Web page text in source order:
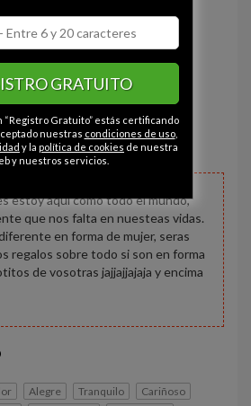
estoy aqui como todo el mundo,
que nos falta en nuesteas vidas.
en forma de mujer, seras
regalos sobre todo si son en forma
de vosotras jajjajjajaja y encima
Alegre Tranquilo
Cariñoso
GRATUITO
“Registro Gratuito” estás certificando
nuestras condiciones de uso,
y la política de cookies de nuestra
y nuestros servicios.